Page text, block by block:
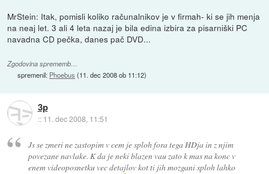
MrStein: Itak, pomisli koliko računalnikov je v firmah- ki se jih menja
na neaj let. 3 ali 4 leta nazaj je bila edina izbira za pisarniški PC
navadna CD pečka, danes pač DVD...
Zgodovina sprememb…
spremenil: Phoebus (11. dec 2008 ob 11:12)
3p
:: 11. dec 2008, 11:51
Js se zmeri ne zastopim v cem je sploh fora tega HDja in z njim
povezane navlake. K da je neki blazen vau zato k mas na konc v
enem videoposnetku vec detajlov kot ti jih mozgani sploh lahko